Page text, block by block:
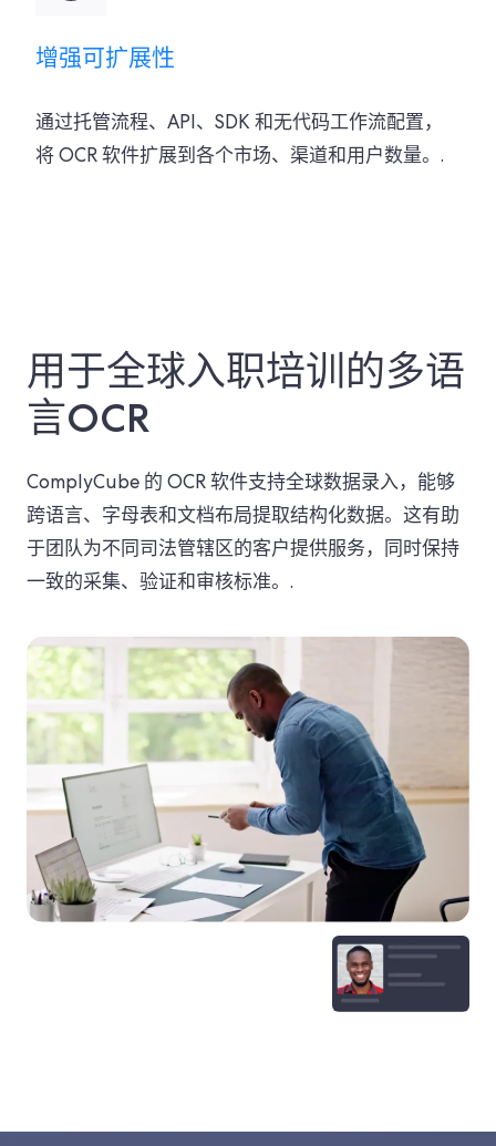
增强可扩展性
通过托管流程、API、SDK 和无代码工作流配置，
将 OCR 软件扩展到各个市场、渠道和用户数量。.
用于全球入职培训的多语
言OCR
ComplyCube 的 OCR 软件支持全球数据录入，能够
跨语言、字母表和文档布局提取结构化数据。这有助
于团队为不同司法管辖区的客户提供服务，同时保持
一致的采集、验证和审核标准。.